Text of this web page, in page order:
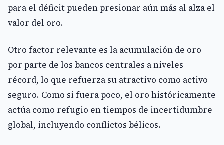
para el déficit pueden presionar aún más al alza el
valor del oro.
Otro factor relevante es la acumulación de oro
por parte de los bancos centrales a niveles
récord, lo que refuerza su atractivo como activo
seguro. Como si fuera poco, el oro históricamente
actúa como refugio en tiempos de incertidumbre
global, incluyendo conflictos bélicos.